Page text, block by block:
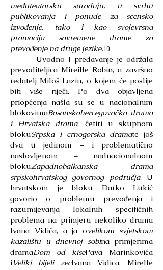
međuteatarsku suradnju, u svrhu
publikovanja i ponude za scensko
izvođenje, tako i kao svojevrsna
promocija savremene drame za
prevođenje na druge jezike.10
Uvodno I predavanje je održala
prevoditeljica Mireille Robin, a završno
redatelj Miloš Lazin, o kojem će poslije
biti više riječi. Po dva objavljena
priopćenja našla su se u nacionalnim
blokovimaBosanskohercegovačka drama
i Hrvatska drama, četiri u skupnom
blokuSrpska i crnogorska dramate još
dva u jedinom – i problematično
naslovljenom – nadnacionalnom
blokuZapadnobalkanska drama
srpskohrvatskog govornog područja. U
hrvatskom je bloku Darko Lukić
govorio o problemu prevođenja i
razumijevanja lokalnih specifičnih
problema na primjeru nekoliko drama
Ivana Vidića, a ja ovelikom svjetskom
kazalištu u dnevnoj sobina primjerima
dramaDom od kisePava Marinkovića
iVeliki bijeli zecIvana Vidica. Mirelle